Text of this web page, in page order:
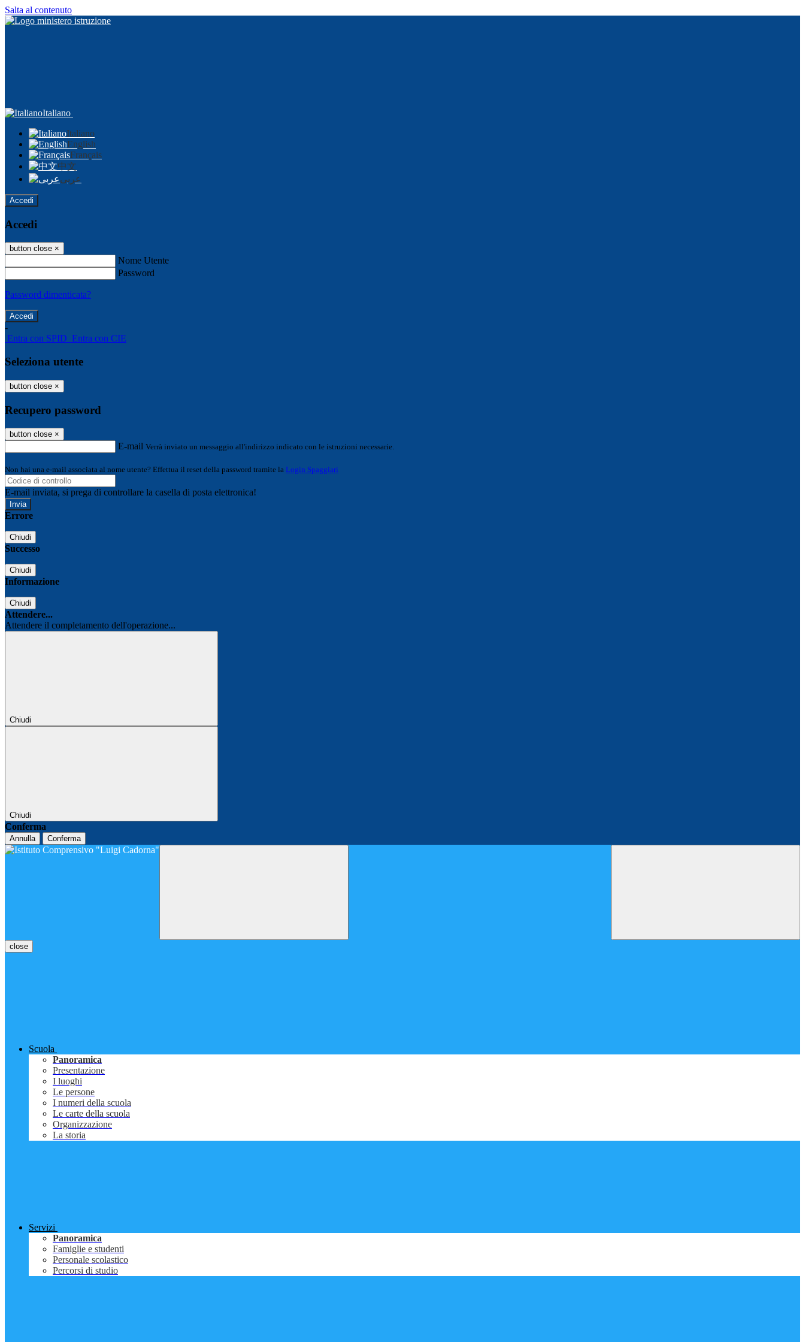
Salta al contenuto
Italiano
Italiano
English
Français
中文
عربى
Accedi
Accedi
button close ×
Nome Utente
Password
Password dimenticata?
-
Entra con SPID Entra con CIE
Seleziona utente
button close ×
Recupero password
button close ×
E-mail Verrà inviato un messaggio all'indirizzo indicato con le istruzioni necessarie.
Non hai una e-mail associata al nome utente? Effettua il reset della password tramite la Login Spaggiari
E-mail inviata, si prega di controllare la casella di posta elettronica!
Errore
Chiudi
Successo
Chiudi
Informazione
Chiudi
Attendere...
Attendere il completamento dell'operazione...
Chiudi
Chiudi
Conferma
Annulla Conferma
close
Scuola
Panoramica
Presentazione
I luoghi
Le persone
I numeri della scuola
Le carte della scuola
Organizzazione
La storia
Servizi
Panoramica
Famiglie e studenti
Personale scolastico
Percorsi di studio